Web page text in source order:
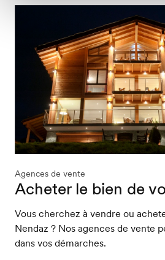
Agences de vente
Acheter le bien de
Vous cherchez à vendre ou
Nendaz ? Nos agences de vente
dans vos démarches.